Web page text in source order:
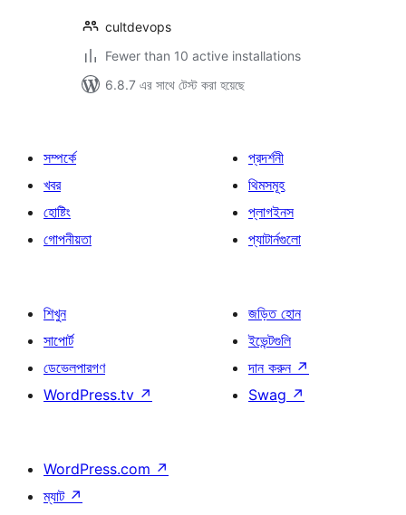
cultdevops
Fewer than 10 active installations
6.8.7 এর সাথে টেস্ট করা হয়েছে
সম্পর্কে
খবর
হোষ্টিং
গোপনীয়তা
প্রদর্শনী
থিমসমূহ
প্লাগইনস
প্যাটার্নগুলো
শিখুন
সাপোর্ট
ডেভেলপারগণ
WordPress.tv ↗
জড়িত হোন
ইভেন্টগুলি
দান করুন ↗
Swag ↗
WordPress.com ↗
ম্যাট ↗